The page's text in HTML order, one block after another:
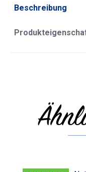
Beschreibung
Produktgalerie